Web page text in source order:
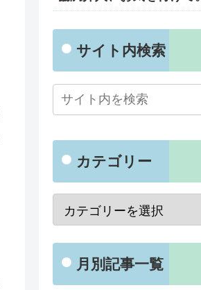
サイト内検索
カテゴリー
月別記事一覧